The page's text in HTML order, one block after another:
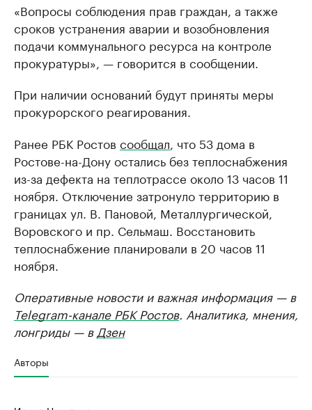
«Вопросы соблюдения прав граждан, а также
сроков устранения аварии и возобновления
подачи коммунального ресурса на контроле
прокуратуры», — говорится в сообщении.
При наличии оснований будут приняты меры
прокурорского реагирования.
Ранее РБК Ростов сообщал , что 53 дома в
Ростове-на-Дону остались без теплоснабжения
из-за дефекта на теплотрассе около 13 часов 11
ноября. Отключение затронуло территорию в
границах ул. В. Пановой, Металлургической,
Воровского и пр. Сельмаш. Восстановить
теплоснабжение планировали в 20 часов 11
ноября.
Оперативные новости и важная информация — в
Telegram-канале РБК Ростов. Аналитика, мнения,
лонгриды — в Дзен
Авторы